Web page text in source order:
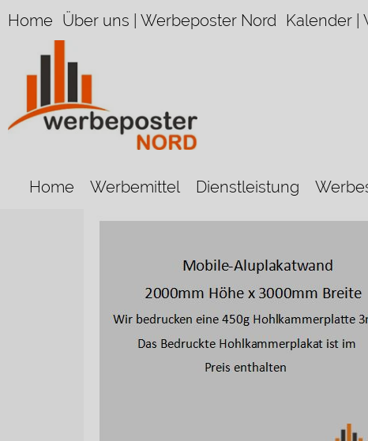
Home Über uns | Werbeposter Nord Kalender |
Home Werbemittel Dienstleistung